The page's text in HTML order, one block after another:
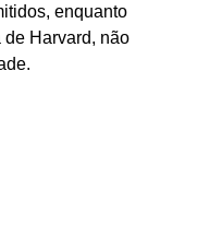
enquanto
Harvard, não